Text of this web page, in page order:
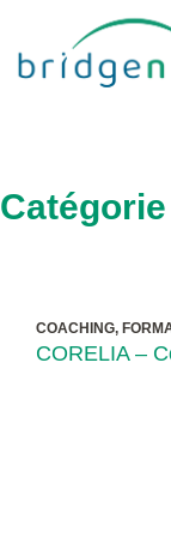
au
contenu
Catégorie
COACHING,
CORELIA –